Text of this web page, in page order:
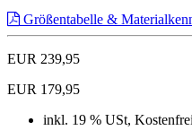
Größentabelle &
EUR 239,95
EUR 179,95
inkl. 19 % USt,